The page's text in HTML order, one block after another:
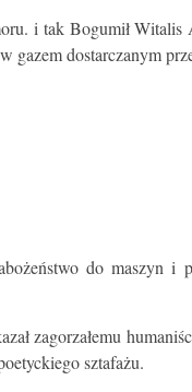
i tak Bogumił
gazem dostarczanym
do maszyn
zagorzałemu
sztafażu.